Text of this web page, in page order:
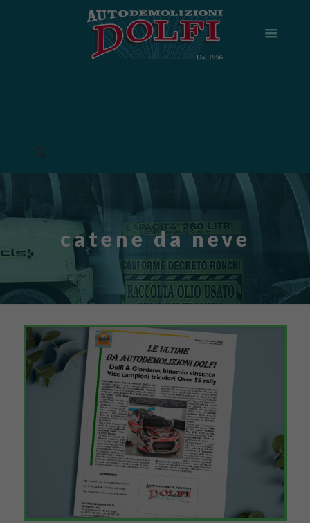
catene da neve